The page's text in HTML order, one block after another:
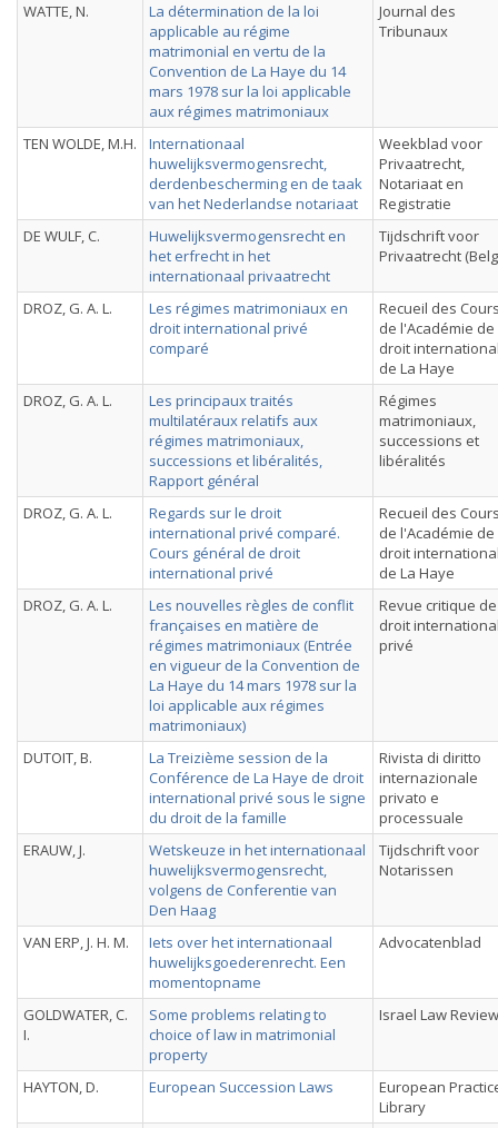
WATTE, N.
La détermination de la loi
applicable au régime
matrimonial en vertu de la
Convention de La Haye du 14
mars 1978 sur la loi applicable
aux régimes matrimoniaux
Journal des
Tribunaux
TEN WOLDE, M.H.
Internationaal
huwelijksvermogensrecht,
derdenbescherming en de taak
van het Nederlandse notariaat
Weekblad voor
Privaatrecht,
Notariaat en
Registratie
DE WULF, C.
Huwelijksvermogensrecht en
het erfrecht in het
internationaal privaatrecht
Tijdschrift voor
Privaatrecht
DROZ, G. A. L.
Les régimes matrimoniaux en
droit international privé
comparé
Recueil des
de l'Académie de
droit
de La Haye
DROZ, G. A. L.
Les principaux traités
multilatéraux relatifs aux
régimes matrimoniaux,
successions et libéralités,
Rapport général
Régimes
matrimoniaux,
successions et
libéralités
DROZ, G. A. L.
Regards sur le droit
international privé comparé.
Cours général de droit
international privé
Recueil des
de l'Académie de
droit
de La Haye
DROZ, G. A. L.
Les nouvelles règles de conflit
françaises en matière de
régimes matrimoniaux (Entrée
en vigueur de la Convention de
La Haye du 14 mars 1978 sur la
loi applicable aux régimes
matrimoniaux)
Revue critique de
droit
privé
DUTOIT, B.
La Treizième session de la
Conférence de La Haye de droit
international privé sous le signe
du droit de la famille
Rivista di diritto
internazionale
privato e
processuale
ERAUW, J.
Wetskeuze in het internationaal
huwelijksvermogensrecht,
volgens de Conferentie van
Den Haag
Tijdschrift voor
Notarissen
VAN ERP, J. H. M.
Iets over het internationaal
huwelijksgoederenrecht. Een
momentopname
Advocatenblad
GOLDWATER, C.
I.
Some problems relating to
choice of law in matrimonial
property
Israel Law Review
HAYTON, D. European Succession Laws
European
Library